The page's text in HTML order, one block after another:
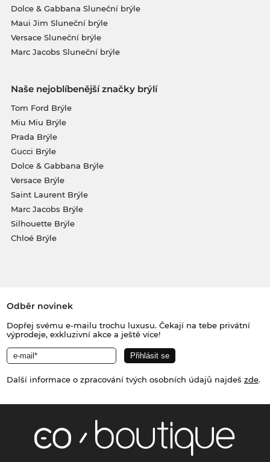
Dolce & Gabbana Sluneční brýle
Maui Jim Sluneční brýle
Versace Sluneční brýle
Marc Jacobs Sluneční brýle
Naše nejoblíbenější značky brýlí
Tom Ford Brýle
Miu Miu Brýle
Prada Brýle
Gucci Brýle
Dolce & Gabbana Brýle
Versace Brýle
Saint Laurent Brýle
Marc Jacobs Brýle
Silhouette Brýle
Chloé Brýle
Odběr novinek
Dopřej svému e-mailu trochu luxusu. Čekají na tebe privátní
výprodeje, exkluzivní akce a ještě více!
Další informace o zpracování tvých osobních údajů najdeš zde.